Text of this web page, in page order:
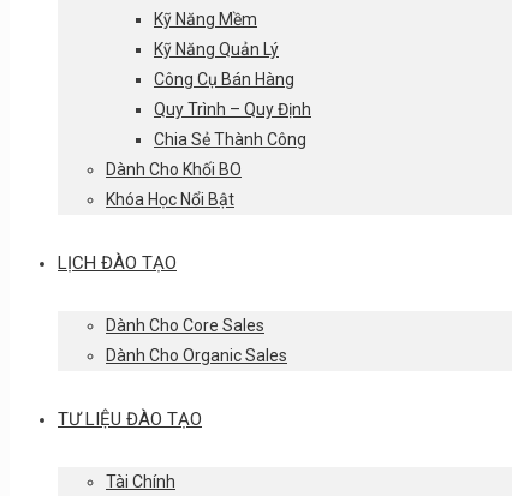
Kỹ Năng Mềm
Kỹ Năng Quản Lý
Công Cụ Bán Hàng
Quy Trình – Quy Định
Chia Sẻ Thành Công
Dành Cho Khối BO
Khóa Học Nổi Bật
LỊCH ĐÀO TẠO
Dành Cho Core Sales
Dành Cho Organic Sales
TƯ LIỆU ĐÀO TẠO
Tài Chính